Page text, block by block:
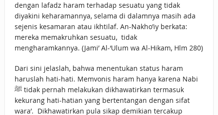
dengan lafadz haram terhadap sesuatu yang tidak
diyakini keharamannya, selama di dalamnya masih ada
sejenis kesamaran atau ikhtilaf. An-Nakho’iy berkata:
mereka memakruhkan sesuatu, tidak
mengharamkannya. (Jami’ Al-‘Ulum wa Al-Hikam, Hlm 280)
Dari sini jelaslah, bahwa menentukan status haram
haruslah hati-hati. Memvonis haram hanya karena Nabi
ﷺ tidak pernah melakukan dikhawatirkan termasuk
kekurang hati-hatian yang bertentangan dengan sifat
wara’. Dikhawatirkan pula sikap demikian tercakup